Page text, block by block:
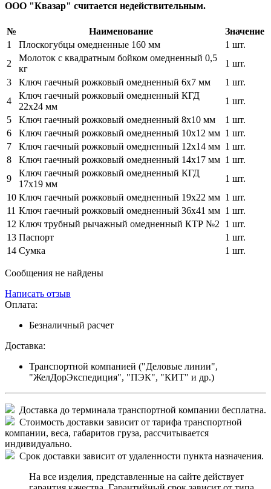
ООО "Квазар" считается недействительным.
№ Наименование
Значение
1
Плоскогубцы омедненные 160 мм
1 шт.
2
Молоток с квадратным бойком омедненный 0,5
кг
1 шт.
3
Ключ гаечный рожковый омедненный 6х7 мм
1 шт.
4
Ключ гаечный рожковый омедненный КГД
22х24 мм
1 шт.
5
Ключ гаечный рожковый омедненный 8х10 мм
1 шт.
6
Ключ гаечный рожковый омедненный 10х12 мм 1 шт.
7
Ключ гаечный рожковый омедненный 12х14 мм 1 шт.
8
Ключ гаечный рожковый омедненный 14х17 мм 1 шт.
9
Ключ гаечный рожковый омедненный КГД
17х19 мм
1 шт.
10 Ключ гаечный рожковый омедненный 19х22 мм 1 шт.
11 Ключ гаечный рожковый омедненный 36х41 мм 1 шт.
12 Ключ трубный рычажный омедненный КТР №2 1 шт.
13 Паспорт
1 шт.
14 Сумка 1 шт.
Сообщения не найдены
Написать отзыв
Оплата:
Безналичный расчет
Доставка:
Транспортной компанией ("Деловые линии",
"ЖелДорЭкспедиция", "ПЭК", "КИТ" и др.)
Доставка до терминала транспортной компании бесплатна.
Стоимость доставки зависит от тарифа транспортной
компании, веса, габаритов груза, рассчитывается
индивидуально.
Срок доставки зависит от удаленности пункта назначения.
На все изделия, представленные на сайте действует